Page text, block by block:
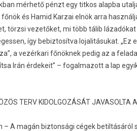
mérhető pénzt egy tit­kos al­ap­ba
és Hamid Kar­zai elnök arra
törzsi vezetőket, mi több tálib lázadókat
így be­biz­tosít­va lojalitásukat. „Ez
a vezérkari főnöknek pedig az a
Irán érdekeit” – fogal­mazott a lap
TERV KIDOL­GOZÁSÁT JAVASOL­TA
– A magán bi­zton­sági cégek bet­il­tásáról